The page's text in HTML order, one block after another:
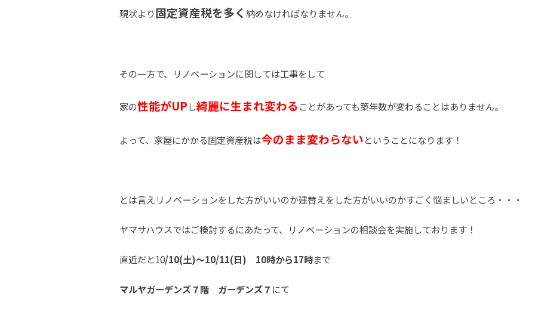
現状より固定資産税を多く 納めなければなりません。
その一方で、リノベーションに関しては工事をして
家の性能がUPし綺麗に生まれ変わる ことがあっても築年数が変わることはありません。
よって、家屋にかかる固定資産税は今のまま変わらないということになります！
とは言えリノベーションをした方がいいのか建替えをした方がいいのかすごく悩ましいところ・・・
ヤマサハウスではご検討するにあたって、リノベーションの相談会を実施しております！
直近だと10/10(土)～10/11(日) 10時から17時まで
マルヤガーデンズ７階 ガーデンズ７ にて